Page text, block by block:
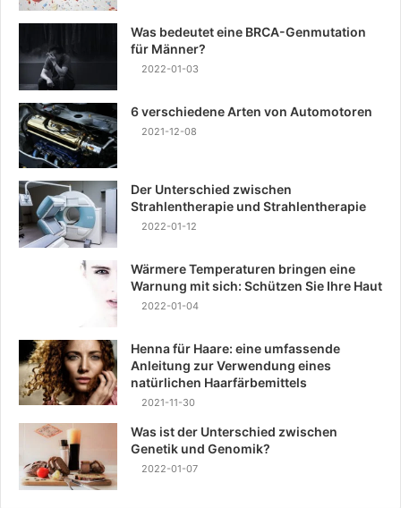
Was bedeutet eine BRCA-Genmutation
für Männer?
2022-01-03
6 verschiedene Arten von Automotoren
2021-12-08
Der Unterschied zwischen
Strahlentherapie und Strahlentherapie
2022-01-12
Wärmere Temperaturen bringen eine
Warnung mit sich: Schützen Sie Ihre Haut
2022-01-04
Henna für Haare: eine umfassende
Anleitung zur Verwendung eines
natürlichen Haarfärbemittels
2021-11-30
Was ist der Unterschied zwischen
Genetik und Genomik?
2022-01-07